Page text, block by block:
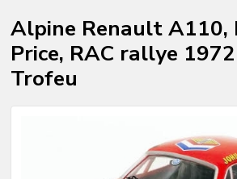
Alpine Renault A110,
Price, RAC rallye
Trofeu